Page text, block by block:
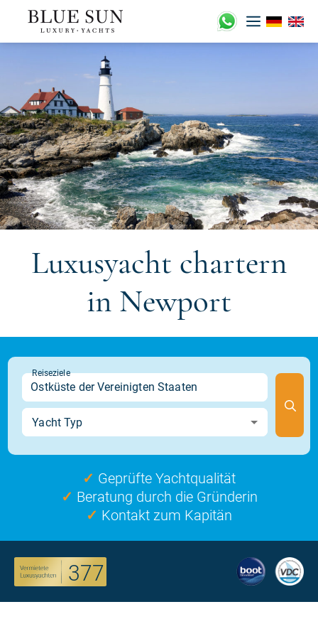
Zum
Inhalt
springen
Luxusyacht chartern
in Newport
✓ Geprüfte Yachtqualität
✓ Beratung durch die Gründerin
✓ Kontakt zum Kapitän
377